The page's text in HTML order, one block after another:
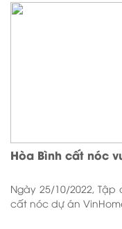
Hòa Bình cất nóc
Ngày 25/10/2022,
cất nóc dự án